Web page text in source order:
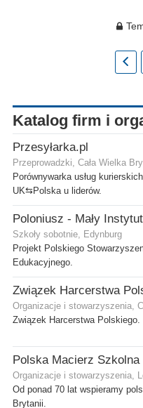
Katalog firm i
Przesyłarka.pl
Przeprowadzki, Cała Wielka
Porównywarka usług
UK⇆Polska u liderów.
Szkoły sobotnie, Edynburg
Projekt Polskiego
Edukacyjnego.
Organizacje i stowarzyszenia,
Związek Harcerstwa
Polska Macierz Szkolna
Organizacje i stowarzyszenia,
Od ponad 70 lat wspieramy
Brytanii.